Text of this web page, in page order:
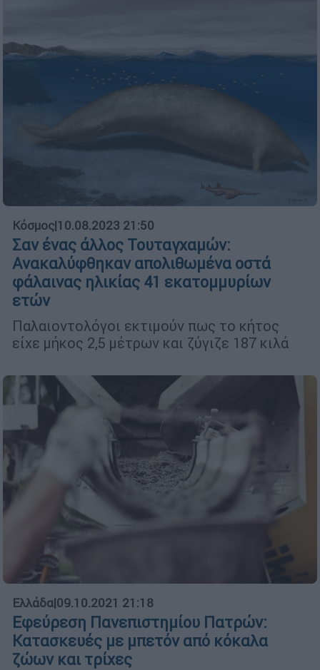
Κόσμος|10.08.2023 21:50
Σαν ένας άλλος Τουταγχαμών:
Ανακαλύφθηκαν απολιθωμένα οστά
φάλαινας ηλικίας 41 εκατομμυρίων
ετών
Παλαιοντολόγοι εκτιμούν πως το κήτος
είχε μήκος 2,5 μέτρων και ζύγιζε 187 κιλά
Ελλάδα|09.10.2021 21:18
Εφεύρεση Πανεπιστημίου Πατρών:
Κατασκευές με μπετόν από κόκαλα
ζώων και τρίχες